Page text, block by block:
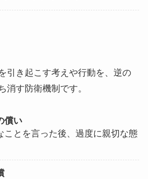
引き起こす考えや行動を、逆の
消す防衛機制です。
償い
ことを言った後、過度に親切な態